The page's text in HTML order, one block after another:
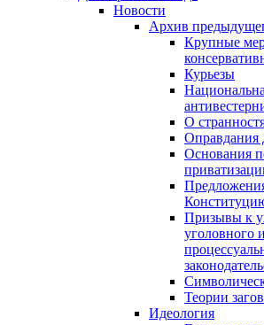
Новости
Архив
Крупные
Курьезы
О
Основания
Призывы к
уголовного
Теории
Идеология